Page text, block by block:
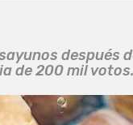
después
de 200 mil votos.